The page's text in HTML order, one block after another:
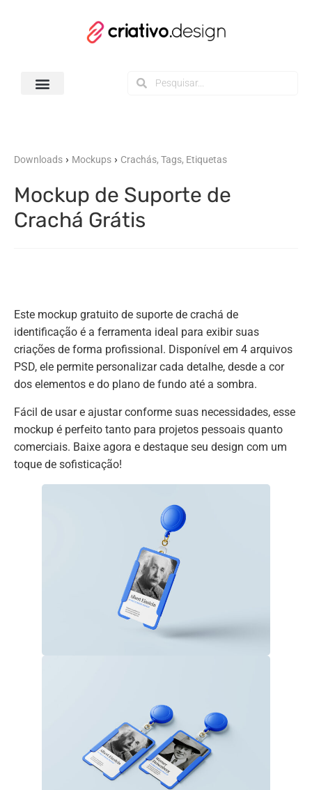
Downloads › Mockups › Crachás, Tags, Etiquetas
Mockup de Suporte de
Crachá Grátis
Este mockup gratuito de suporte de crachá de
identificação é a ferramenta ideal para exibir suas
criações de forma profissional. Disponível em 4 arquivos
PSD, ele permite personalizar cada detalhe, desde a cor
dos elementos e do plano de fundo até a sombra.
Fácil de usar e ajustar conforme suas necessidades, esse
mockup é perfeito tanto para projetos pessoais quanto
comerciais. Baixe agora e destaque seu design com um
toque de sofisticação!